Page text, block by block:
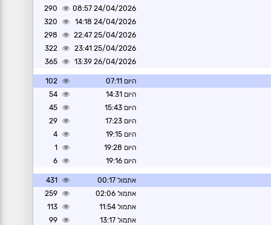
24/04/2026 08:57
290
24/04/2026 14:18
320
25/04/2026 22:47
298
25/04/2026 23:41
322
26/04/2026 13:39
365
היום 07:11
102
היום 14:31
54
היום 15:43
45
היום 17:23
29
היום 19:15
4
היום 19:28
1
היום 19:16
6
אתמול 00:17
431
אתמול 02:06
259
אתמול 11:54
113
אתמול 13:17
99